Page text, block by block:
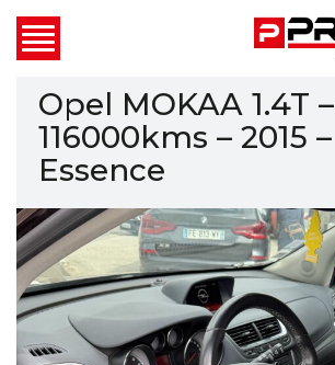
Opel MOKAA 1.4T –
116000kms – 2015 –
Essence